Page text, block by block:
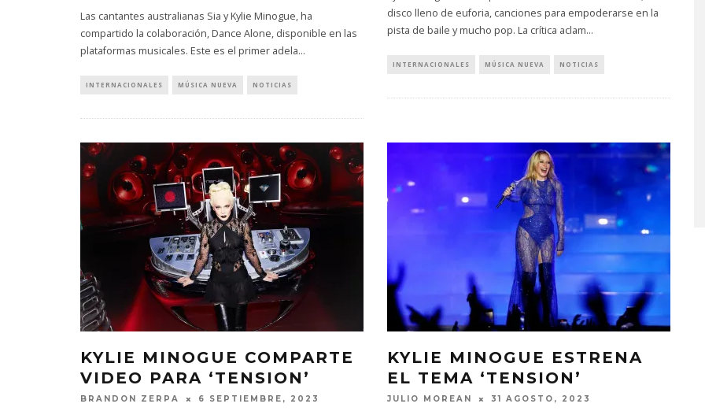
Las cantantes australianas Sia y Kylie Minogue, ha
compartido la colaboración, Dance Alone, disponible en las
plataformas musicales. Este es el primer adela...
INTERNACIONALES MÚSICA NUEVA NOTICIAS
disco lleno de euforia, canciones para empoderarse en la
pista de baile y mucho pop. La crítica aclam...
INTERNACIONALES MÚSICA NUEVA NOTICIAS
KYLIE MINOGUE COMPARTE
VIDEO PARA ‘TENSION’
BRANDON ZERPA 6 SEPTIEMBRE, 2023
KYLIE MINOGUE ESTRENA
EL TEMA ‘TENSION’
JULIO MOREAN 31 AGOSTO, 2023
MONET IN BLUE EXPLORA LA
FRAGILIDAD DEL TIEMPO
CON ‘ALONSO’
7 AGOSTO, 2026
JOAQUINA COMPARTE
‘VERANO EN LA CIUDAD’
7 AGOSTO, 2026